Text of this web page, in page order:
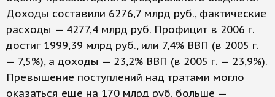
Доходы составили 6276,7 млрд руб., фактические
расходы — 4277,4 млрд руб. Профицит в 2006 г.
достиг 1999,39 млрд руб., или 7,4% ВВП (в 2005 г.
— 7,5%), а доходы — 23,2% ВВП (в 2005 г. — 23,9%).
Превышение поступлений над тратами могло
оказаться еще на 170 млрд руб. больше —